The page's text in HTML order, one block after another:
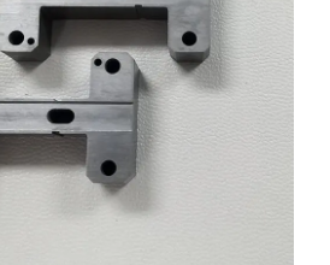
정보
블로그
문의하기